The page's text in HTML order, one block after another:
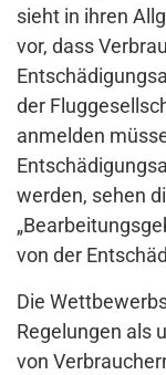
sieht in ihren
vor, dass
der
anmelden
werden, sehen
von der
Die
Regelungen als
von